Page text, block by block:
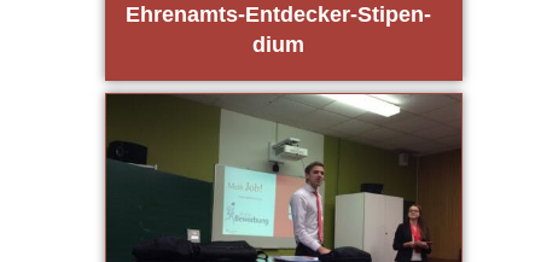
Ehren­amts-Ent­de­cker-Sti­pen­
di­um